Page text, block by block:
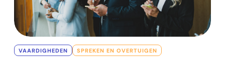
VAARDIGHEDEN SPREKEN EN OVERTUIGEN